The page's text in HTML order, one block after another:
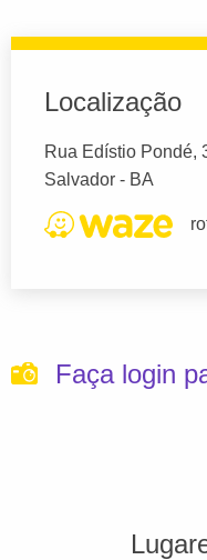
Localização
Rua Edístio Pondé,
Salvador - BA
Faça login